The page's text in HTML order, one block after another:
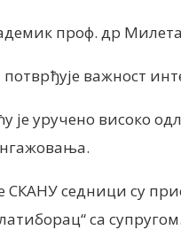
проф. др
потврђује важност
је уручено високо
СКАНУ седници су
са супругом.